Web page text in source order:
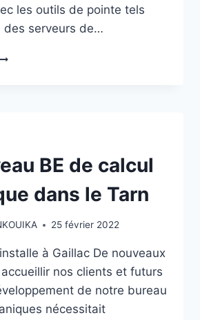
les outils de pointe tels
des serveurs de…
BE de calcul
dans le Tarn
25 février 2022
à Gaillac De nouveaux
nos clients et futurs
de notre bureau
nécessitait